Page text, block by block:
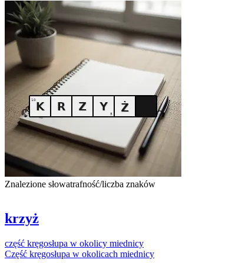
Znalezione słowatrafność/liczba znaków
krzyż
część kręgosłupa w okolicy miednicy
Część kręgosłupa w okolicach miednicy